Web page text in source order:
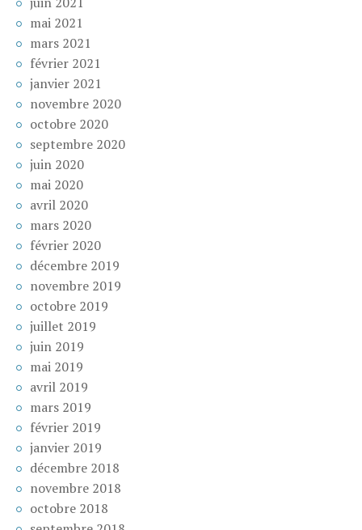
mai 2021
mars 2021
février 2021
janvier 2021
novembre 2020
octobre 2020
septembre 2020
juin 2020
mai 2020
avril 2020
mars 2020
février 2020
décembre 2019
novembre 2019
octobre 2019
juillet 2019
juin 2019
mai 2019
avril 2019
mars 2019
février 2019
janvier 2019
décembre 2018
novembre 2018
octobre 2018